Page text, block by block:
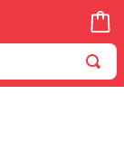
BUSCADOS